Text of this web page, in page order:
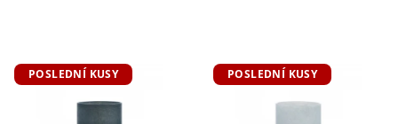
POSLEDNÍ KUSY POSLEDNÍ KUSY